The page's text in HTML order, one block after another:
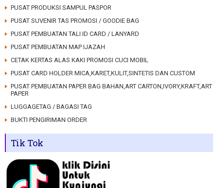
PUSAT PRODUKSI SAMPUL PASPOR
PUSAT SUVENIR TAS PROMOSI / GOODIE BAG
PUSAT PEMBUATAN TALI ID CARD / LANYARD
PUSAT PEMBUATAN MAP IJAZAH
CETAK KERTAS ALAS KAKI PROMOSI CUCI MOBIL
PUSAT CARD HOLDER MICA,KARET,KULIT,SINTETIS DAN CUSTOM
PUSAT PEMBUATAN PAPER BAG BAHAN,ART CARTON,IVORY,KRAFT,ART
PAPER
LUGGAGETAG / BAGASI TAG
BUKTI PENGIRIMAN ORDER
Tik Tok